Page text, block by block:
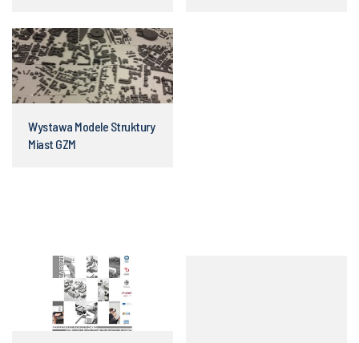
Wystawa Modele Struktury
Miast GZM